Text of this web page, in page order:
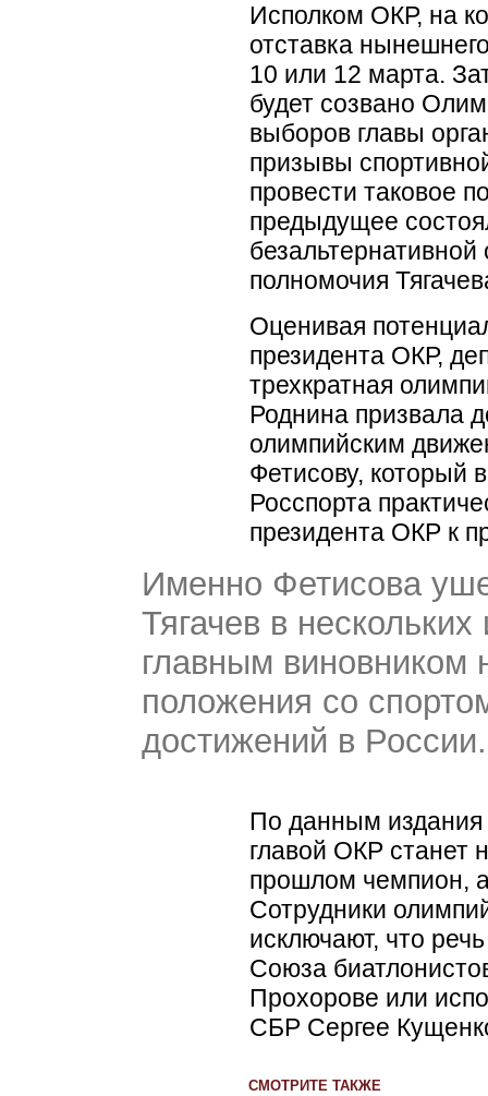
Исполком ОКР, на
отставка
10 или 12 марта.
будет созвано
выборов главы
призывы
провести таковое
предыдущее
полномочия
Оценивая
президента ОКР,
трехкратная
Роднина призвала
олимпийским
Фетисову, который
Росспорта
президента ОКР к
Именно Фетисова
Тягачев в
главным виновником
положения со
достижений в России.
По данным издания
главой ОКР станет
прошлом чемпион,
Сотрудники
исключают, что
Союза
Прохорове или
СБР Сергее
СМОТРИТЕ ТАКЖЕ